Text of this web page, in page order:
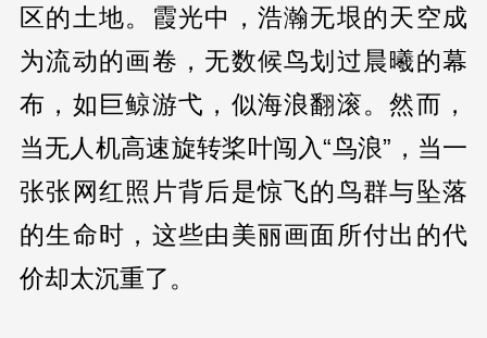
区的土地。霞光中，浩瀚无垠的天空成
为流动的画卷，无数候鸟划过晨曦的幕
布，如巨鲸游弋，似海浪翻滚。然而，
当无人机高速旋转桨叶闯入“鸟浪”，当一
张张网红照片背后是惊飞的鸟群与坠落
的生命时，这些由美丽画面所付出的代
价却太沉重了。